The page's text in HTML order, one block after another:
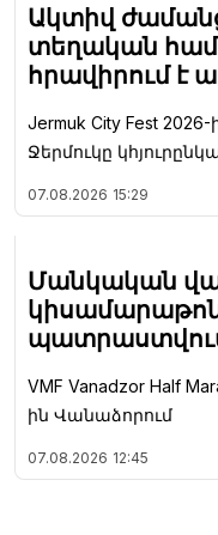
Ակտիվ
տեղական
հրավիրում է
Jermuk City Fest
Ջերմուկը
07.08.2026 15:29
Մանկական
VMF Vanadzor Half
ին Վանաձորում
07.08.2026 12:45